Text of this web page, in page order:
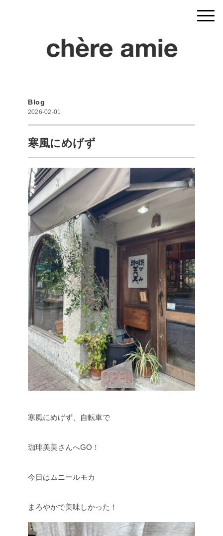
Blog
2026-02-01
寒風にめげず
寒風にめげず、自転車で
珈琲美美さんへGO！
今日はムニールモカ
まろやかで美味しかった！